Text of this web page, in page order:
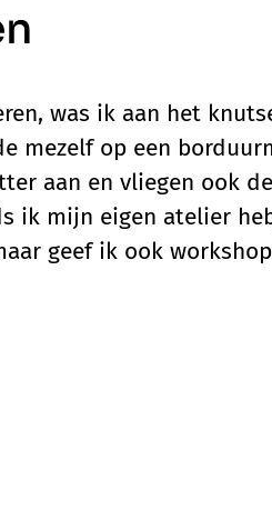
was ik aan het
mezelf op een
aan en vliegen ook
ik mijn eigen atelier
geef ik ook